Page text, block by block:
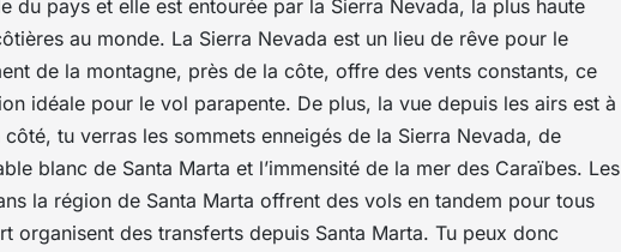
du pays et elle est entourée par la Sierra Nevada, la plus haute
au monde. La Sierra Nevada est un lieu de rêve pour le
de la montagne, près de la côte, offre des vents constants, ce
idéale pour le vol parapente. De plus, la vue depuis les airs est à
tu verras les sommets enneigés de la Sierra Nevada, de
blanc de Santa Marta et l’immensité de la mer des Caraïbes. Les
la région de Santa Marta offrent des vols en tandem pour tous
organisent des transferts depuis Santa Marta. Tu peux donc